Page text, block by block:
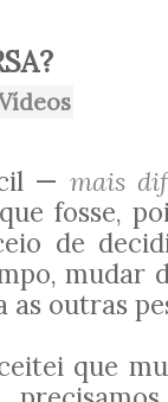
— mais
fosse,
de
mudar
as outras
que